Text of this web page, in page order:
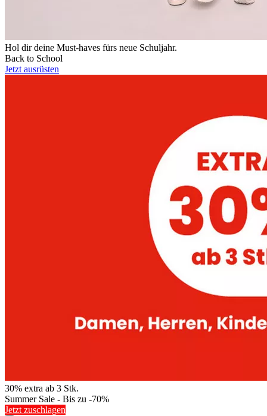
Hol dir deine Must-haves fürs neue Schuljahr.
Back to School
Jetzt ausrüsten
30% extra ab 3 Stk.
Summer Sale - Bis zu -70%
Jetzt zuschlagen